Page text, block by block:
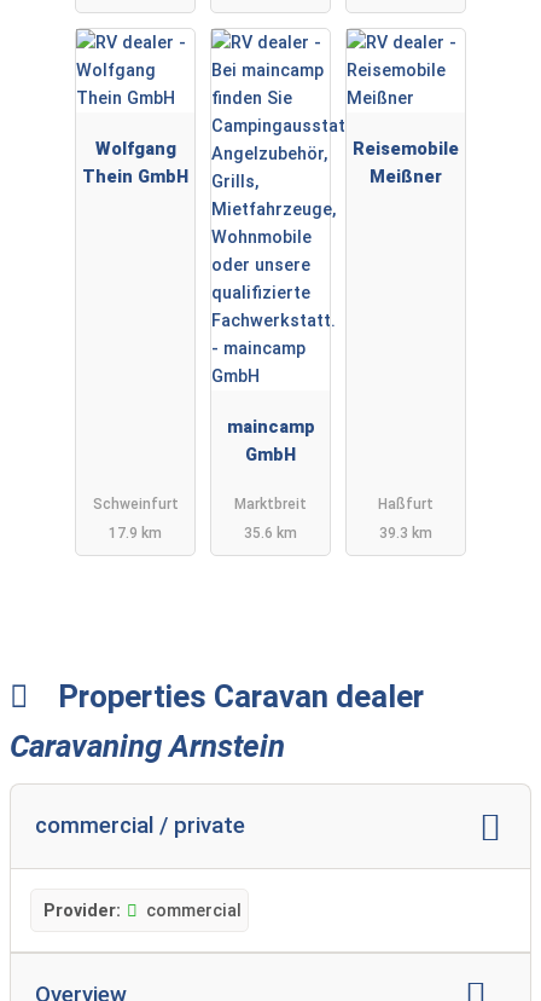
Wolfgang
Thein GmbH
Schweinfurt
17.9 km
maincamp
GmbH
Marktbreit
35.6 km
Reisemobile
Meißner
Haßfurt
39.3 km
Properties Caravan dealer
Caravaning Arnstein
commercial / private
Provider: commercial
Overview